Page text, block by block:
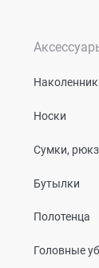
Носки
Сумки,
Бутылки
Полотенца
Головные